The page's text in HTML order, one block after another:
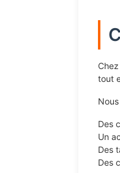
tout
Des
Un
Des
Des